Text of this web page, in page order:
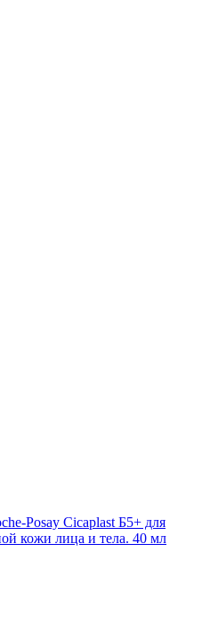
Posay Cicaplast Б5+ для
кожи лица и тела. 40 мл